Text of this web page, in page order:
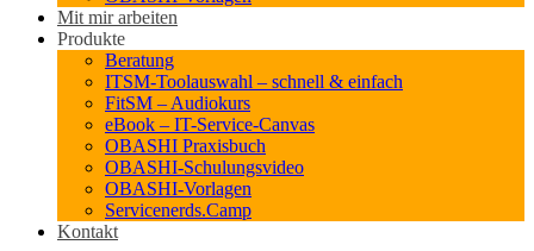
Mit mir arbeiten
Produkte
Beratung
ITSM-Toolauswahl – schnell & einfach
FitSM – Audiokurs
eBook – IT-Service-Canvas
OBASHI Praxisbuch
OBASHI-Schulungsvideo
OBASHI-Vorlagen
Servicenerds.Camp
Kontakt